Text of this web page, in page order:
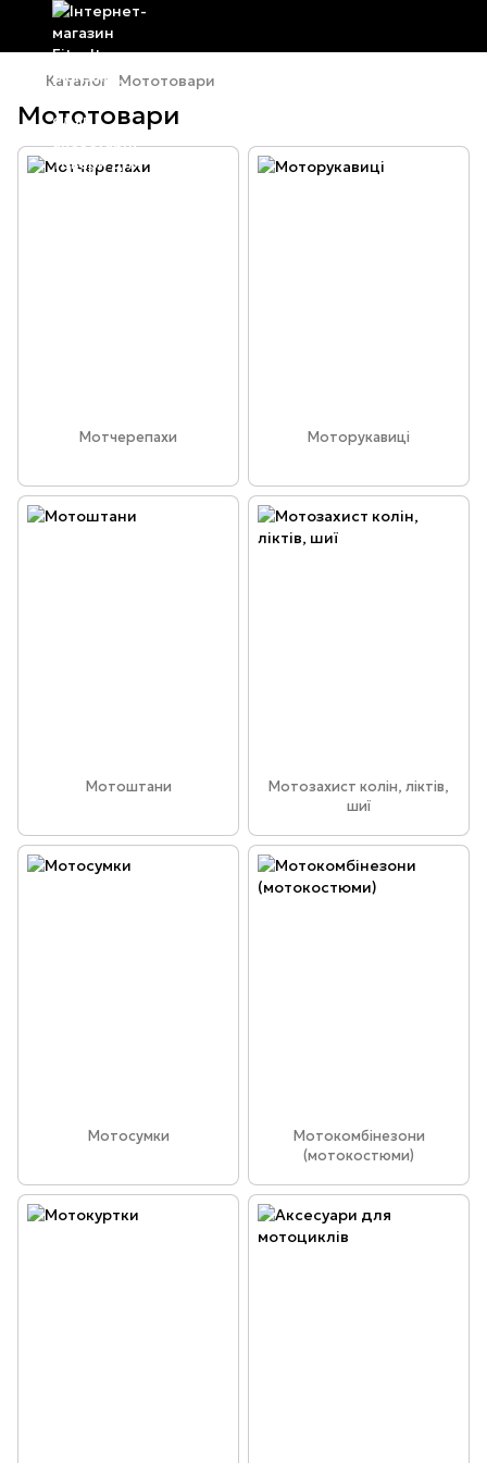
Каталог Мототовари
Мототовари
Мотчерепахи Моторукавиці
Мотоштани
Мотозахист колін, ліктів,
шиї
Мотосумки
Мотокомбінезони
(мотокостюми)